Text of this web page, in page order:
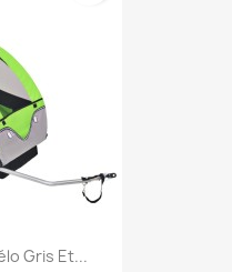
Gris Et...